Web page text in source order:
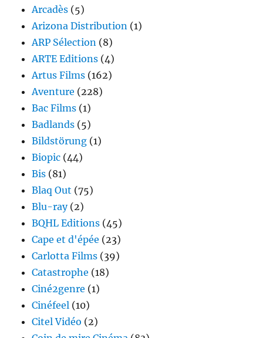
Arcadès (5)
Arizona Distribution (1)
ARP Sélection (8)
ARTE Editions (4)
Artus Films (162)
Aventure (228)
Bac Films (1)
Badlands (5)
Bildstörung (1)
Biopic (44)
Bis (81)
Blaq Out (75)
Blu-ray(2)
BQHL Editions (45)
Cape et d'épée (23)
Carlotta Films (39)
Catastrophe (18)
Ciné2genre (1)
Cinéfeel (10)
Citel Vidéo (2)